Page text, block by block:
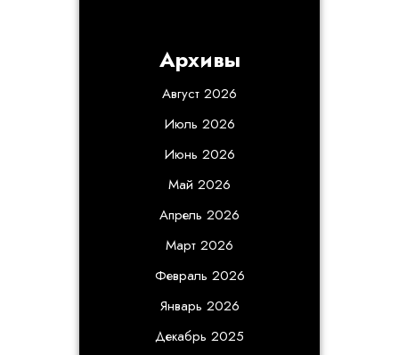
Архивы
Август 2026
Июль 2026
Июнь 2026
Май 2026
Апрель 2026
Март 2026
Февраль 2026
Январь 2026
Декабрь 2025